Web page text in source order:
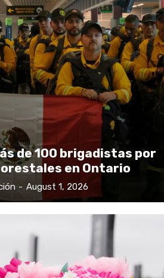
de 100 brigadistas por
en Ontario
- August 1, 2026